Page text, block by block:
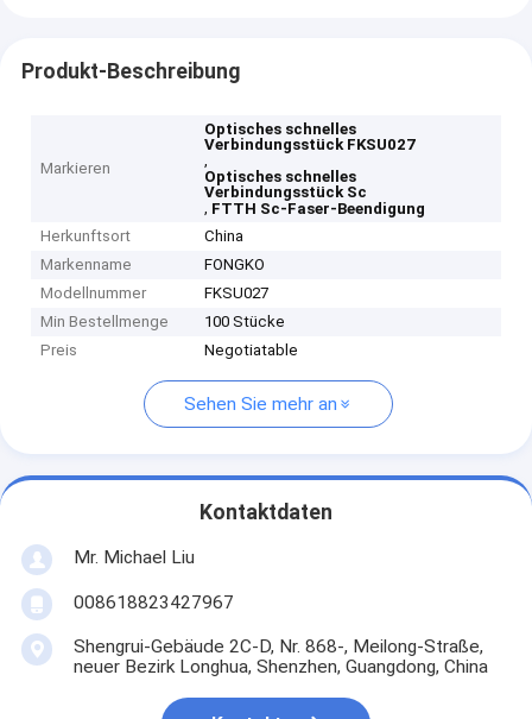
Produkt-Beschreibung
Markieren
Optisches schnelles
Verbindungsstück FKSU027
,
Optisches schnelles
Verbindungsstück Sc
, FTTH Sc-Faser-Beendigung
Herkunftsort
China
Markenname
FONGKO
Modellnummer
FKSU027
Min Bestellmenge
100 Stücke
Preis
Negotiatable
Sehen Sie mehr an
Kontaktdaten
Mr. Michael Liu
008618823427967
Shengrui-Gebäude 2C-D, Nr. 868-, Meilong-Straße,
neuer Bezirk Longhua, Shenzhen, Guangdong, China